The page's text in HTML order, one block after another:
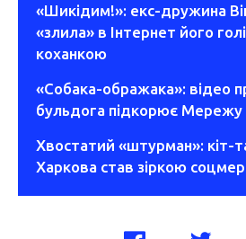
«Шикідим!»: екс-дружина
«злила» в Інтернет його
коханкою
«Собака-ображака»: відео
бульдога підкорює Мережу
Хвостатий «штурман»: кіт-
Харкова став зіркою